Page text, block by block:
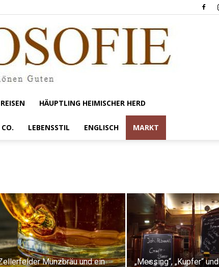
HÄUPTLING HEIMISCHER HERD
LEBENSSTIL ENGLISCH MARKT
Münzbräu und ein
„Messing“, „Kupfer“ und